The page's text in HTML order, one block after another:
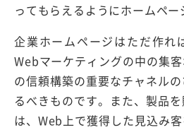
ってもらえるようにホームペー
企業ホームページはただ作れ
Webマーケティングの中の集
の信頼構築の重要なチャネル
るべきものです。また、製品
は、Web上で獲得した見込み